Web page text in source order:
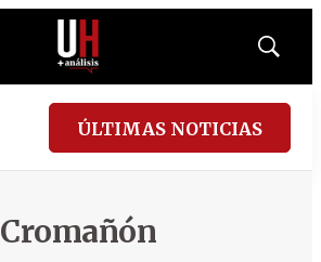
Mostrar
ÚLTIMAS NOTICIAS
Cromañón